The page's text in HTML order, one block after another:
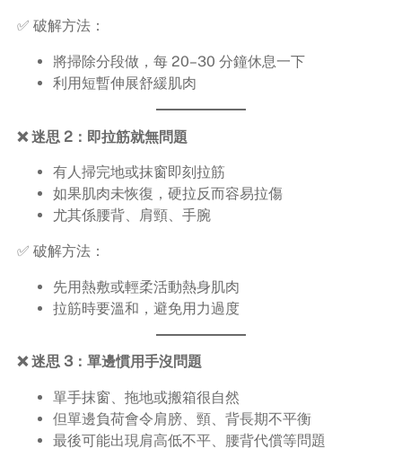
✅ 破解方法：
將掃除分段做，每 20–30 分鐘休息一下
利用短暫伸展舒緩肌肉
❌ 迷思 2：即拉筋就無問題
有人掃完地或抹窗即刻拉筋
如果肌肉未恢復，硬拉反而容易拉傷
尤其係腰背、肩頸、手腕
✅ 破解方法：
先用熱敷或輕柔活動熱身肌肉
拉筋時要溫和，避免用力過度
❌ 迷思 3：單邊慣用手沒問題
單手抹窗、拖地或搬箱很自然
但單邊負荷會令肩膀、頸、背長期不平衡
最後可能出現肩高低不平、腰背代償等問題